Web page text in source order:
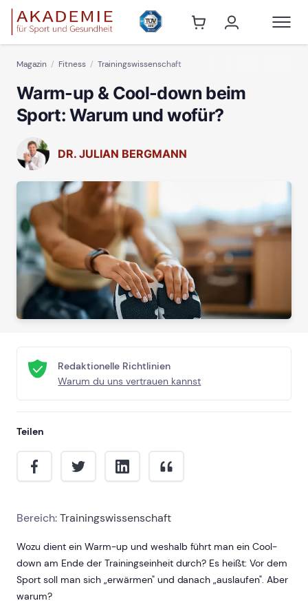
Magazin Fitness Trainingswissenschaft
Warm-up & Cool-down beim
Sport: Warum und wofür?
DR. JULIAN BERGMANN
Redaktionelle Richtlinien
Warum du uns vertrauen kannst
Teilen
Bereich:Trainingswissenschaft
Wozu dient ein Warm-up und weshalb führt man ein Cool-
down am Ende der Trainingseinheit durch? Es heißt: Vor dem
Sport soll man sich „erwärmen" und danach „auslaufen". Aber
warum?